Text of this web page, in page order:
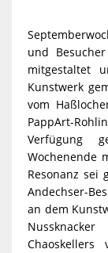
und
mitgestaltet
Kunstwerk
vom
PappArt-
Verfügung
Wochenende
Resonanz sei
Andechser-
an dem